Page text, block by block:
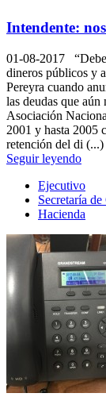
Intendente:
01-08-2017
dineros públicos y
Pereyra cuando
las deudas que
Asociación
2001 y hasta 2005
retención del di (...)
Seguir leyendo
Ejecutivo
Secretaría
Hacienda